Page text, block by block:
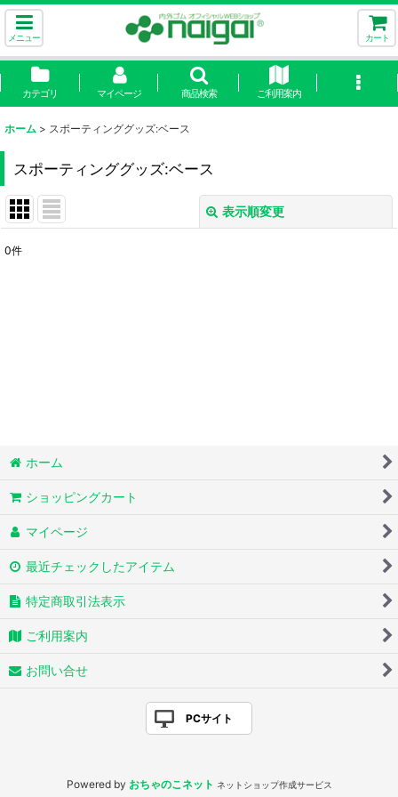
メニュー カート
カテゴリ マイページ 商品検索 ご利用案内
ホーム > スポーティンググッズ:ベース
スポーティンググッズ:ベース
表示順変更
0件
ホーム
ショッピングカート
マイページ
最近チェックしたアイテム
特定商取引法表示
ご利用案内
お問い合せ
PCサイト
Powered by おちゃのこネット ネットショップ作成サービス